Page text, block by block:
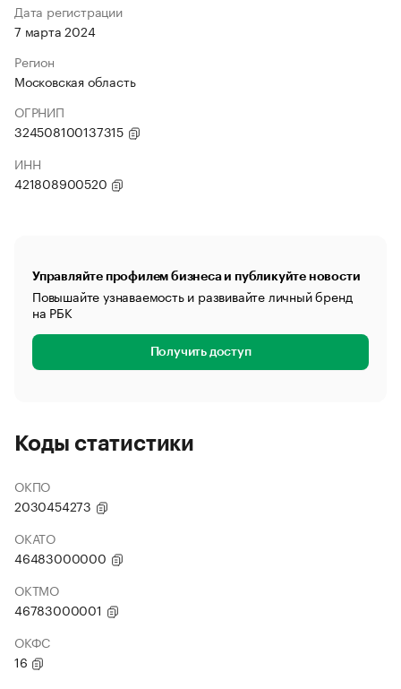
Дата регистрации
7 марта 2024
Регион
Московская область
ОГРНИП
324508100137315
ИНН
421808900520
Управляйте профилем бизнеса и публикуйте новости
Повышайте узнаваемость и развивайте личный бренд
на РБК
Получить доступ
Коды статистики
ОКПО
2030454273
ОКАТО
46483000000
ОКТМО
46783000001
ОКФС
16